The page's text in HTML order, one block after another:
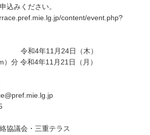
みください。
content/event.php?
和4年11月24日（木）
分 令和4年11月21日（月）
議会・三重テラス